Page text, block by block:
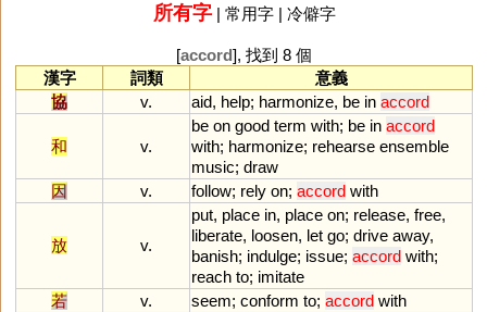
所有字| 常用字| 冷僻字
[accord], 找到 8 個
漢字
詞類
意義
協
v. aid, help; harmonize, be in accord
和 v.
be on good term with; be in accord
with; harmonize; rehearse ensemble
music; draw
因
v. follow; rely on; accord with
放 v.
put, place in, place on; release, free,
liberate, loosen, let go; drive away,
banish; indulge; issue; accord with;
reach to; imitate
若
v. seem; conform to; accord with